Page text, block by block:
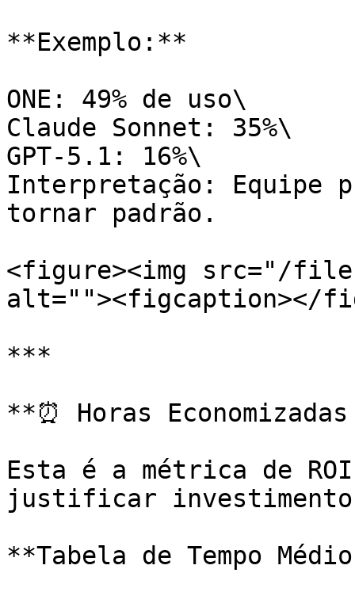
**Exemplo:**
ONE: 49% de uso\
Claude Sonnet: 35%\
GPT-5.1: 16%\
Interpretação: Equipe
tornar padrão.
<figure><img src="/files/
alt=""><figcaption></
***
**⏰ Horas
Esta é a métrica de
justificar
**Tabela de Tempo